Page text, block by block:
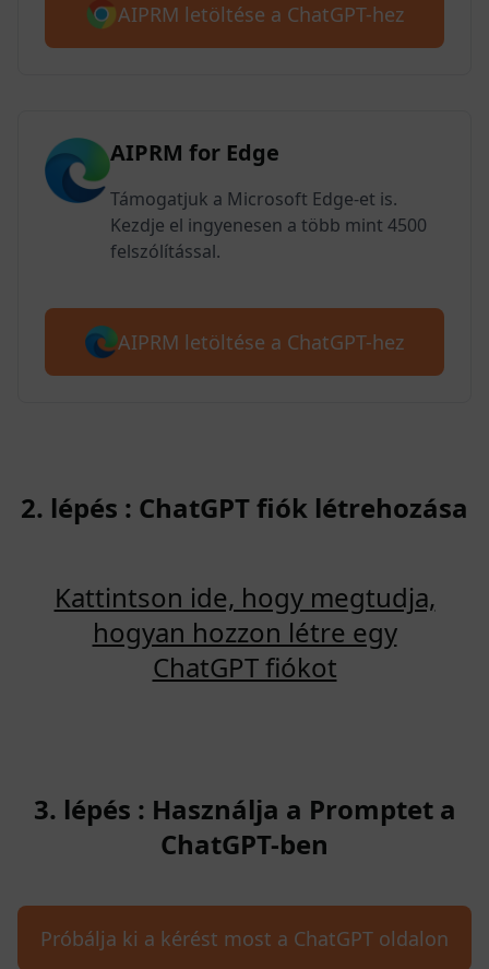
AIPRM letöltése a ChatGPT-hez
AIPRM for Edge
Támogatjuk a Microsoft Edge-et is.
Kezdje el ingyenesen a több mint 4500
felszólítással.
AIPRM letöltése a ChatGPT-hez
2. lépés : ChatGPT fiók létrehozása
Kattintson ide, hogy megtudja,
hogyan hozzon létre egy
ChatGPT fiókot
3. lépés : Használja a Promptet a
ChatGPT-ben
Próbálja ki a kérést most a ChatGPT oldalon